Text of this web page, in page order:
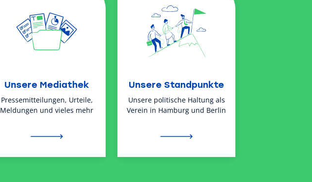
Unsere Mediathek
Pressemitteilungen, Urteile,
Meldungen und vieles mehr
Unsere Standpunkte
Unsere politische Haltung als
Verein in Hamburg und Berlin